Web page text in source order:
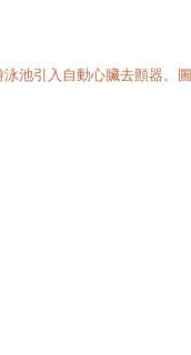
池引入自動心臟去顫器。